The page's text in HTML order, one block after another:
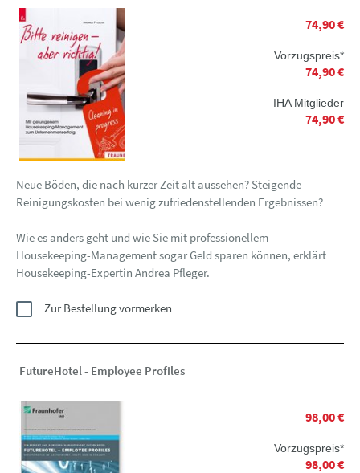
74,90 €
Vorzugspreis*
74,90 €
IHA Mitglieder
74,90 €
Neue Böden, die nach kurzer Zeit alt aussehen? Steigende
Reinigungskosten bei wenig zufriedenstellenden Ergebnissen?
Wie es anders geht und wie Sie mit professionellem
Housekeeping-Management sogar Geld sparen können, erklärt
Housekeeping-Expertin Andrea Pfleger.
Zur Bestellung vormerken
FutureHotel - Employee Profiles
98,00 €
Vorzugspreis*
98,00 €